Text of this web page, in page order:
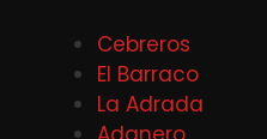
Cebreros
El Barraco
La Adrada